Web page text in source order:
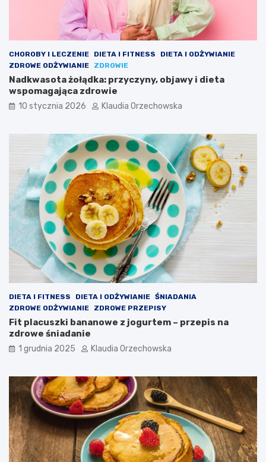
CHOROBY I LECZENIE DIETA I FITNESS
DIETA I ODŻYWIANIE
ZDROWE ODŻYWIANIE
ZDROWIE
Nadkwasota żołądka: przyczyny, objawy i dieta
wspomagająca zdrowie
10 stycznia 2026 Klaudia Orzechowska
DIETA I FITNESS DIETA I ODŻYWIANIE ŚNIADANIA
ZDROWE ODŻYWIANIE
ZDROWE PRZEPISY
Fit placuszki bananowe z jogurtem – przepis na
zdrowe śniadanie
1 grudnia 2025 Klaudia Orzechowska